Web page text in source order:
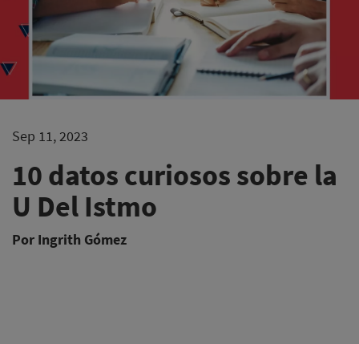
Sep 11, 2023
10 datos curiosos sobre la
U Del Istmo
Por Ingrith Gómez